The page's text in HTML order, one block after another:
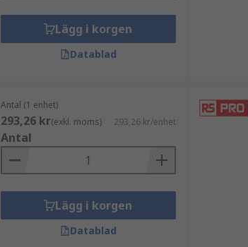
Lägg i korgen
Datablad
Antal (1 enhet)
293,26 kr(exkl. moms) 293,26 kr/enhet
Antal
Lägg i korgen
Datablad